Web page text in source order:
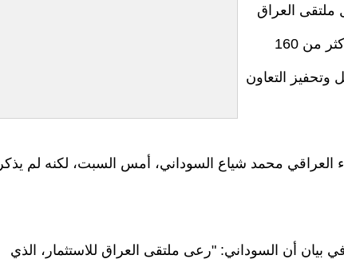
ملتقى العراق
للاستثمار الذي عُقد في بغداد، حيث تم عرض أكثر من 160
وتحفيز التعاون
محمد شياع السوداني، أمس السبت، لكنه لم يذكر
أن السوداني: "رعى ملتقى العراق للاستثمار، الذي